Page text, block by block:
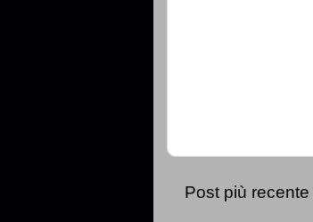
Post più recente